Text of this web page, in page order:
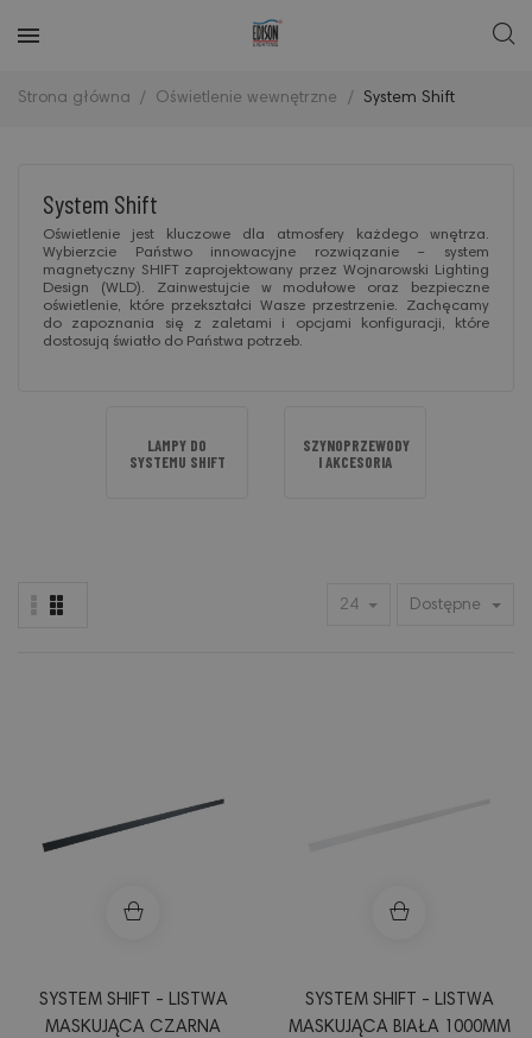
Strona główna Oświetlenie wewnętrzne System Shift
System Shift
Oświetlenie jest kluczowe dla atmosfery każdego wnętrza.
Wybierzcie Państwo innowacyjne rozwiązanie – system
magnetyczny SHIFT zaprojektowany przez Wojnarowski Lighting
Design (WLD). Zainwestujcie w modułowe oraz bezpieczne
oświetlenie, które przekształci Wasze przestrzenie. Zachęcamy
do zapoznania się z zaletami i opcjami konfiguracji, które
dostosują światło do Państwa potrzeb.
LAMPY DO
SYSTEMU SHIFT
SZYNOPRZEWODY
I AKCESORIA
24 Dostępne
SYSTEM SHIFT - LISTWA
MASKUJĄCA CZARNA
SYSTEM SHIFT - LISTWA
MASKUJĄCA BIAŁA 1000MM